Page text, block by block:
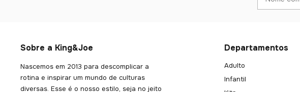
Sobre a King&Joe
Nascemos em 2013 para descomplicar a
rotina e inspirar um mundo de culturas
diversas. Esse é o nosso estilo, seja no jeito
Departamentos
Adulto
Infantil